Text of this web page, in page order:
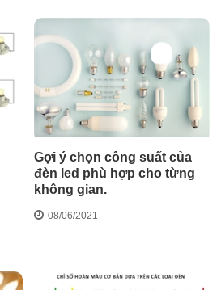
Gợi ý chọn công suất của
đèn led phù hợp cho từng
không gian.
08/06/2021